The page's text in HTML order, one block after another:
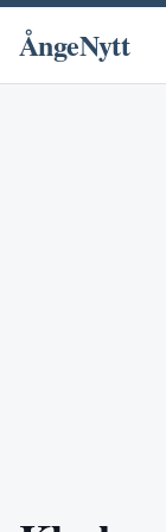
ÅngeNytt